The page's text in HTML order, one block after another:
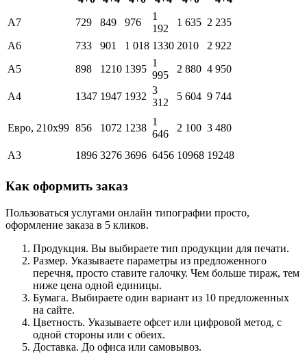
А7
729 849 976
1
192
1 635 2 235
А6
733 901 1 018 1330 2010
2 922
А5
898 1210 1395
1
995
2 880 4 950
А4 1347 1947 1932
3
312
5 604 9 744
Евро, 210х99 856 1072 1238
1
646
2 100 3 480
А3 1896 3276 3696 6456 10968 19248
Как оформить заказ
Пользоваться услугами онлайн типографии просто,
оформление заказа в 5 кликов.
Продукция. Вы выбираете тип продукции для печати.
Размер. Указываете параметры из предложенного
перечня, просто ставите галочку. Чем больше тираж, тем
ниже цена одной единицы.
Бумага. Выбираете один вариант из 10 предложенных
на сайте.
Цветность. Указываете офсет или цифровой метод, с
одной стороны или с обеих.
Доставка. До офиса или самовывоз.